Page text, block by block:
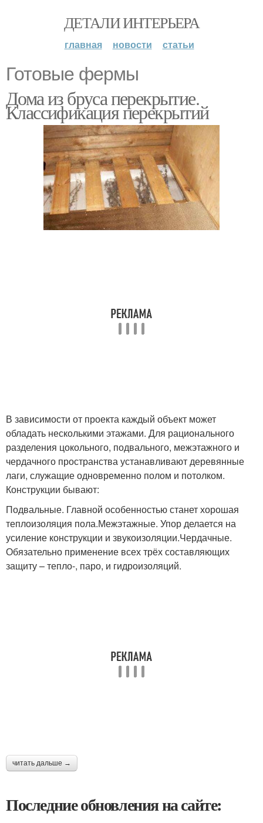
ДЕТАЛИ ИНТЕРЬЕРА
главная новости статьи
Готовые фермы
Дома из бруса перекрытие.
Классификация перекрытий
В зависимости от проекта каждый объект может
обладать несколькими этажами. Для рационального
разделения цокольного, подвального, межэтажного и
чердачного пространства устанавливают деревянные
лаги, служащие одновременно полом и потолком.
Конструкции бывают:
Подвальные. Главной особенностью станет хорошая
теплоизоляция пола.Межэтажные. Упор делается на
усиление конструкции и звукоизоляции.Чердачные.
Обязательно применение всех трёх составляющих
защиту – тепло-, паро, и гидроизоляций.
читать дальше →
Последние обновления на сайте: